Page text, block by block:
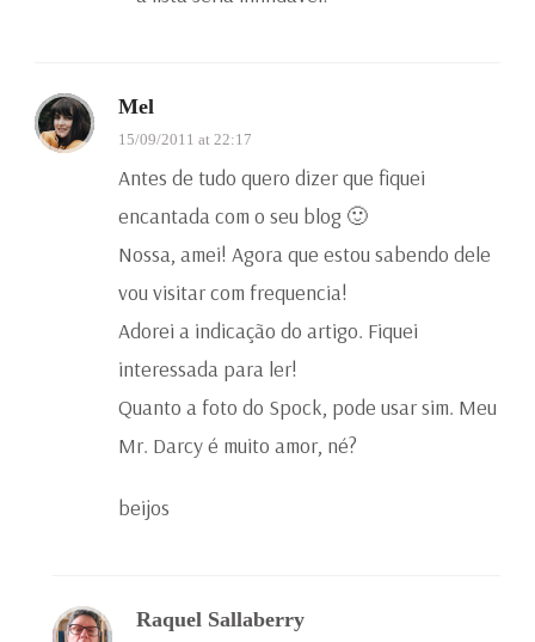
Mel
15/09/2011 at 22:17
Antes de tudo quero dizer que fiquei
encantada com o seu blog 🙂
Nossa, amei! Agora que estou sabendo dele
vou visitar com frequencia!
Adorei a indicação do artigo. Fiquei
interessada para ler!
Quanto a foto do Spock, pode usar sim. Meu
Mr. Darcy é muito amor, né?
beijos
Raquel Sallaberry